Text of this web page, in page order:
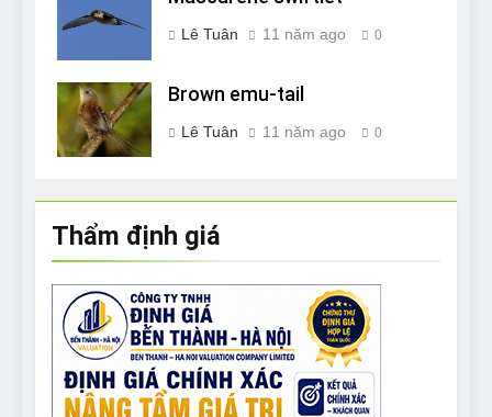
Lê Tuân 11 năm ago 0
Brown emu-tail
Lê Tuân 11 năm ago 0
Thẩm định giá